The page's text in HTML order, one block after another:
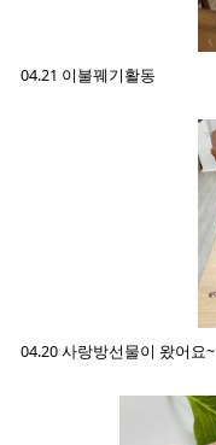
04.21 이불꿰기활동
04.20 사랑방선물이 왔어요~